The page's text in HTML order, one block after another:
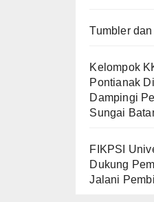
Tumbler
Kelompok
Pontianak
Dampingi
Sungai
FIKPSI
Dukung
Jalani